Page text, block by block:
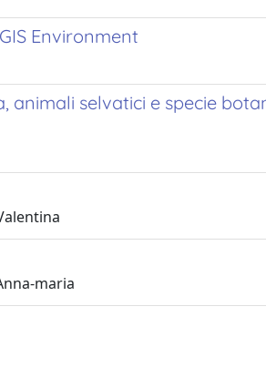
Environment
animali selvatici e specie
maria